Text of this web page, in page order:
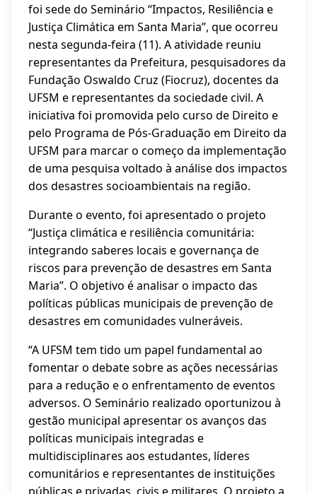
foi sede do Seminário “Impactos, Resiliência e
Justiça Climática em Santa Maria”, que ocorreu
nesta segunda-feira (11). A atividade reuniu
representantes da Prefeitura, pesquisadores da
Fundação Oswaldo Cruz (Fiocruz), docentes da
UFSM e representantes da sociedade civil. A
iniciativa foi promovida pelo curso de Direito e
pelo Programa de Pós-Graduação em Direito da
UFSM para marcar o começo da implementação
de uma pesquisa voltado à análise dos impactos
dos desastres socioambientais na região.
Durante o evento, foi apresentado o projeto
“Justiça climática e resiliência comunitária:
integrando saberes locais e governança de
riscos para prevenção de desastres em Santa
Maria”. O objetivo é analisar o impacto das
políticas públicas municipais de prevenção de
desastres em comunidades vulneráveis.
“A UFSM tem tido um papel fundamental ao
fomentar o debate sobre as ações necessárias
para a redução e o enfrentamento de eventos
adversos. O Seminário realizado oportunizou à
gestão municipal apresentar os avanços das
políticas municipais integradas e
multidisciplinares aos estudantes, líderes
comunitários e representantes de instituições